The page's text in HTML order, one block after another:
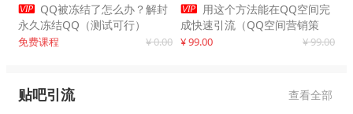
 QQ被冻结了怎么办？解封
永久冻结QQ（测试可行）
免费课程 ¥ 0.00
 用这个方法能在QQ空间完
成快速引流（QQ空间营销策
略）
¥ 99.00 ¥ 99.00
贴吧引流 查看全部